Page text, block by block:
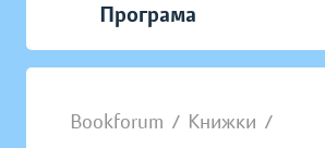
Програма
Bookforum / Книжки /